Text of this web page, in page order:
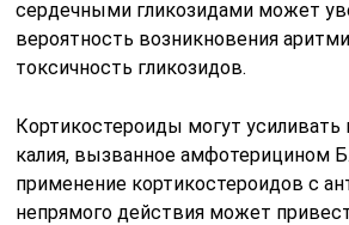
сердечными гликозидами может
вероятность возникновения
токсичность гликозидов.
Кортикостероиды могут
калия, вызванное амфотерицином
применение кортикостероидов с
непрямого действия может